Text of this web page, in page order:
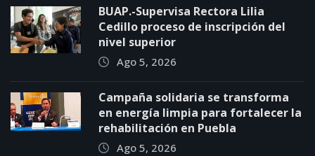
BUAP.-Supervisa Rectora Lilia
Cedillo proceso de inscripción del
nivel superior
Ago 5, 2026
Campaña solidaria se transforma
en energía limpia para fortalecer la
rehabilitación en Puebla
Ago 5, 2026